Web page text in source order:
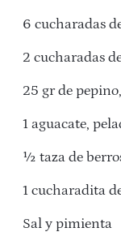
6 cucharadas
2 cucharadas
25 gr de
1 aguacate,
½ taza de
1 cucharadita
Sal y pimienta